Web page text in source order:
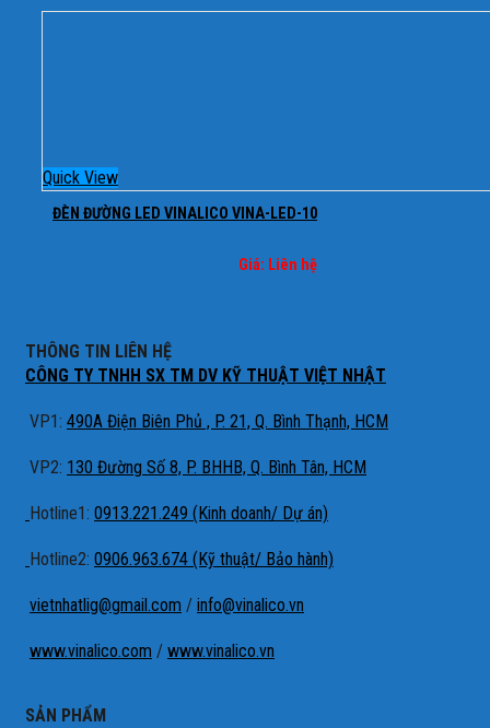
Quick View
ĐÈN ĐƯỜNG LED VINALICO VINA-LED-10
Giá: Liên hệ
THÔNG TIN LIÊN HỆ
CÔNG TY TNHH SX TM DV KỸ THUẬT VIỆT NHẬT
VP1: 490A Điện Biên Phủ , P. 21, Q. Bình Thạnh, HCM
VP2: 130 Đường Số 8, P. BHHB, Q. Bình Tân, HCM
Hotline1: 0913.221.249 (Kinh doanh/ Dự án)
Hotline2: 0906.963.674 (Kỹ thuật/ Bảo hành)
vietnhatlig@gmail.com / info@vinalico.vn
www.vinalico.com / www.vinalico.vn
SẢN PHẨM